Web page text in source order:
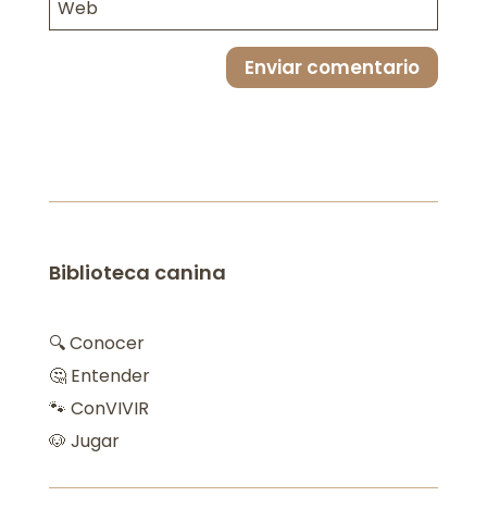
Enviar comentario
Biblioteca canina
🔍 Conocer
🤔 Entender
🐾 ConVIVIR
🐶 Jugar